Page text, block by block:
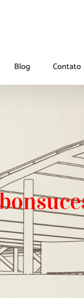
Blog Contato